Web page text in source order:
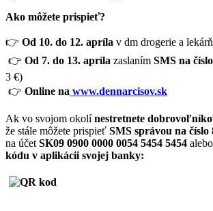
Ako môžete prispieť?
👉 Od 10. do 12. apríla v dm drogerie a
👉 Od 7. do 13. apríla zaslaním SMS na
3 €)
👉 Online na www.dennarcisov.sk
Ak vo svojom okolínestretnete
že stále môžete prispieť SMS správou na číslo
na účet SK09 0900 0000 0054 5454 5454
kódu v aplikácii svojej banky: